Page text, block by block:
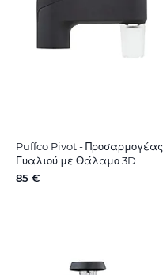
Puffco Pivot - Προσαρμογέας
Γυαλιού με Θάλαμο 3D
85 €